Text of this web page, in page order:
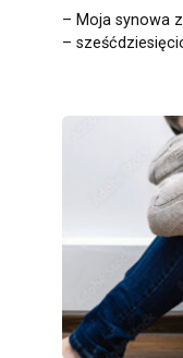
– Moja synowa
–